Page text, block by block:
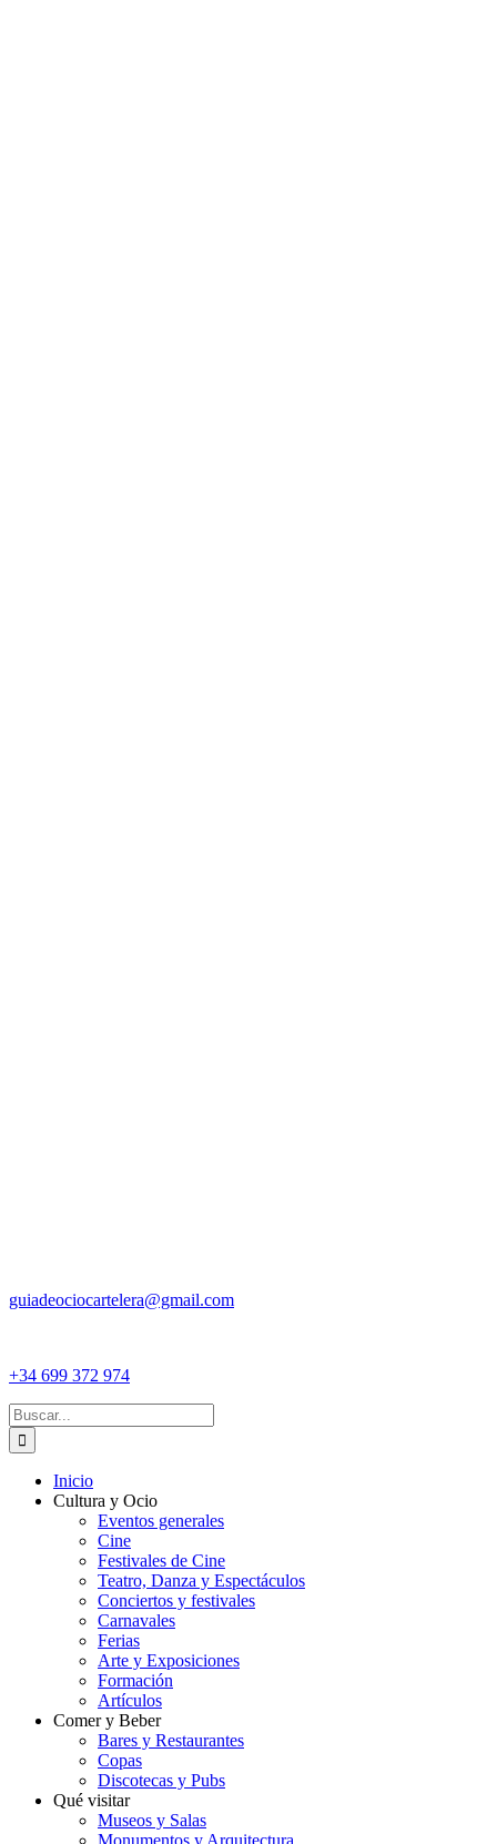
guiadeociocartelera@gmail.com
+34 699 372 974
Buscar:
Inicio
Cultura y Ocio
Eventos generales
Cine
Festivales de Cine
Teatro, Danza y Espectáculos
Conciertos y festivales
Carnavales
Ferias
Arte y Exposiciones
Formación
Artículos
Comer y Beber
Bares y Restaurantes
Copas
Discotecas y Pubs
Qué visitar
Museos y Salas
Monumentos y Arquitectura